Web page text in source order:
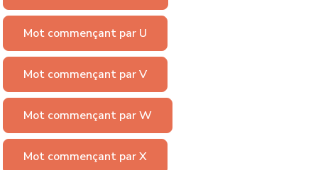
Mot commençant par U
Mot commençant par V
Mot commençant par W
Mot commençant par X